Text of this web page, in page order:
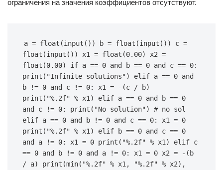
ограничения на значения коэффициентов отсутствуют.
a = float(input()) b = float(input()) c =
float(input()) x1 = float(0.00) x2 =
float(0.00) if a == 0 and b == 0 and c == 0:
print("Infinite solutions") elif a == 0 and
b != 0 and c != 0: x1 = -(c / b)
print("%.2f" % x1) elif a == 0 and b == 0
and c != 0: print("No solution") # no sol
elif a == 0 and b != 0 and c == 0: x1 = 0
print("%.2f" % x1) elif b == 0 and c == 0
and a != 0: x1 = 0 print("%.2f" % x1) elif c
== 0 and b != 0 and a != 0: x1 = 0 x2 = -(b
/ a) print(min("%.2f" % x1, "%.2f" % x2),